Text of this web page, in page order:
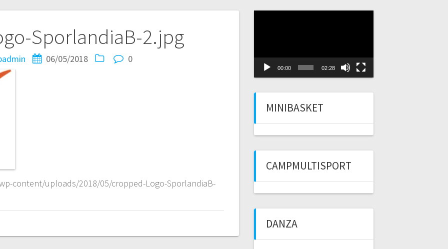
SporlandiaB-2.jpg
06/05/2018 0
content/uploads/2018/05/cropped-Logo-SporlandiaB-
00:00 02:28
MINIBASKET
CAMPMULTISPORT
DANZA